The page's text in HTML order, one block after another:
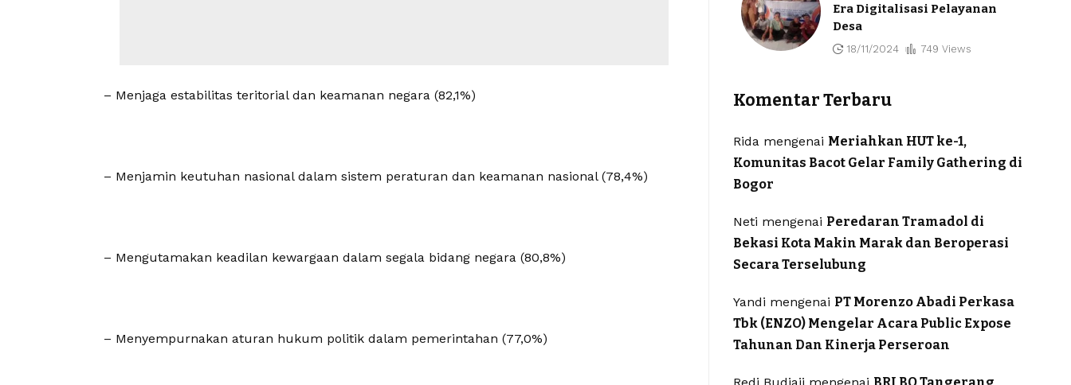
– Menjaga estabilitas teritorial dan keamanan negara (82,1%)
– Menjamin keutuhan nasional dalam sistem peraturan dan keamanan nasional (78,4%)
– Mengutamakan keadilan kewargaan dalam segala bidang negara (80,8%)
– Menyempurnakan aturan hukum politik dalam pemerintahan (77,0%)
Era Digitalisasi Pelayanan
Desa
18/11/2024 749 Views
Komentar Terbaru
Ridamengenai Meriahkan HUT ke-1,
Komunitas Bacot Gelar Family Gathering di
Bogor
Neti mengenai Peredaran Tramadol di
Bekasi Kota Makin Marak dan Beroperasi
Secara Terselubung
Yandi mengenai PT Morenzo Abadi Perkasa
Tbk (ENZO) Mengelar Acara Public Expose
Tahunan Dan Kinerja Perseroan